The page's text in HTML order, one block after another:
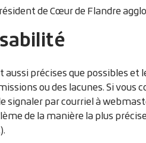
de Cœur de Flandre agglo
précises que possibles
ou des lacunes. Si vous
par courriel à
de la manière la plus